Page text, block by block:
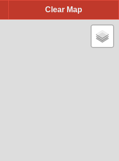
Clear Map